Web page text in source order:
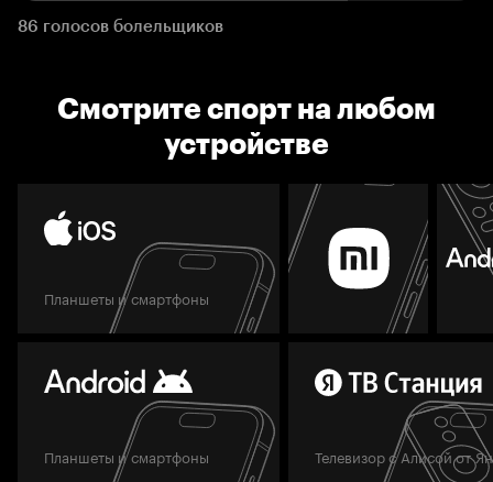
86 голосов болельщиков
Смотрите спорт на любом
устройстве
Планшеты и смартфоны
Планшеты и смартфоны Телевизор с Алисой от